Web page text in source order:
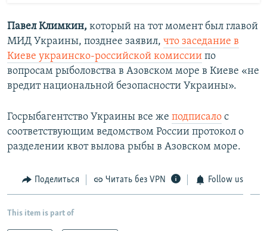
Павел Климкин, который на тот момент был главой
МИД Украины, позднее заявил, что заседание в
Киеве украинско-российской комиссии по
вопросам рыболовства в Азовском море в Киеве «не
вредит национальной безопасности Украины».
Госрыбагентство Украины все же подписало с
соответствующим ведомством России протокол о
разделении квот вылова рыбы в Азовском море.
Поделиться Читать без VPN Follow us
This item is part of